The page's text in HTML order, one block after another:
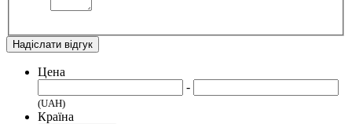
Надіслати відгук
Цена
-
(UAH)
Країна